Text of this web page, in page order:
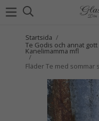
Startsida /
Te Godis och annat gott
Kanelimamma mfl
/
Fläder Te med sommar